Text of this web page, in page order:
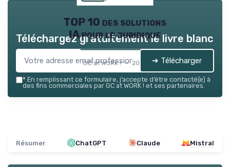
TOP 10 des solutions
IA pour le juridique
GC at WORK ! — 2026
Téléchargez gratuitement le livre blanc
➔ Télécharger
* En remplissant ce formulaire, j’accepte d’être contacté(e) à
des fins commerciales par GC at WORK ! et ses partenaires.
Résumer ChatGPT Claude Mistral